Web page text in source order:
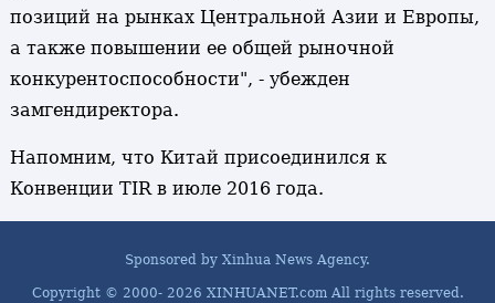
позиций на рынках Центральной Азии и Европы,
а также повышении ее общей рыночной
конкурентоспособности", - убежден
замгендиректора.
Напомним, что Китай присоединился к
Конвенции TIR в июле 2016 года.
Sponsored by Xinhua News Agency.
Copyright © 2000- 2026 XINHUANET.com All rights reserved.